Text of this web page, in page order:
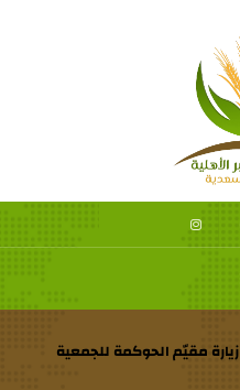
زيارة مقيّم الحوكمة للجمعية